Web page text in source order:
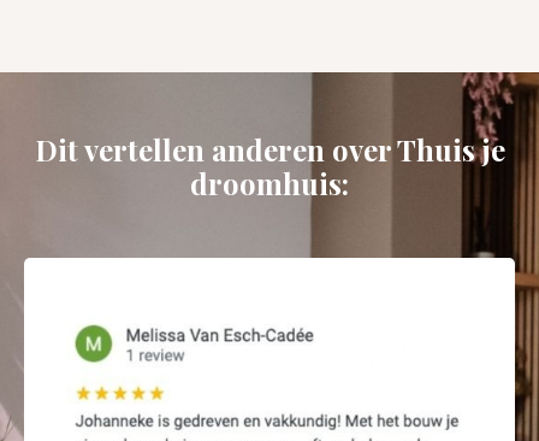
Dit vertellen anderen over Thuis je
droomhuis: